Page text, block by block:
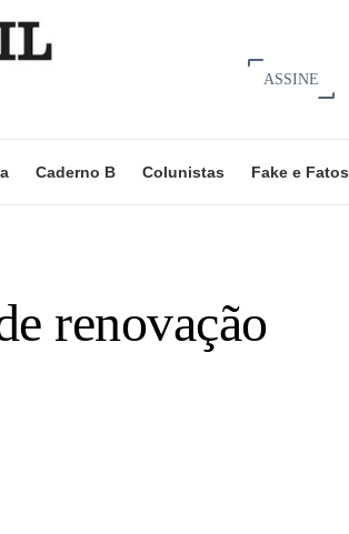
ASSINE
Caderno B Colunistas Fake e Fatos
renovação